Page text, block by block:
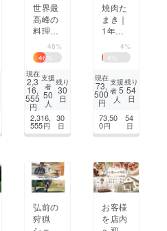
世界最
高峰の
料理大
会へ。
浅野
シェ
フ、日
本代表
の挑戦
を応援
しよ
う！
46%
46
現在
2,3
16,
555
円
支援
者
50
人
残り
30
日
2,316,
555円
30
日
焼肉た
まき｜
1年で3
11軒の
焼肉店
を食べ
歩いた
店主が
作る欧
フカ
レー先
4%
4
現在
73,
500
円
支援
者5
人
残り
54
日
73,50
0円
54
日
弘前の
狩猟
お客様
を店内